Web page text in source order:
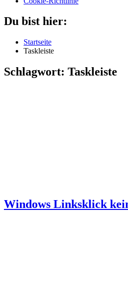
Du bist hier:
Startseite
Taskleiste
Schlagwort: Taskleiste
Windows Linksklick